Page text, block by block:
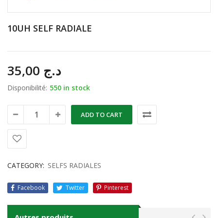
10UH SELF RADIALE
د.ج
Disponibilité: 550 in stock
ADD TO CART
CATEGORY: SELFS RADIALES
Facebook Twitter Pinterest